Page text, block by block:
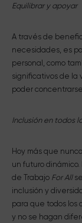
Equilibrar y apoyar
A través de
necesidades, es
personal, como
significativos de la
poder
Inclusión en todos
Hoy más que
un futuro
de Trabajo For All
inclusión y
para que todos los
y no se hagan